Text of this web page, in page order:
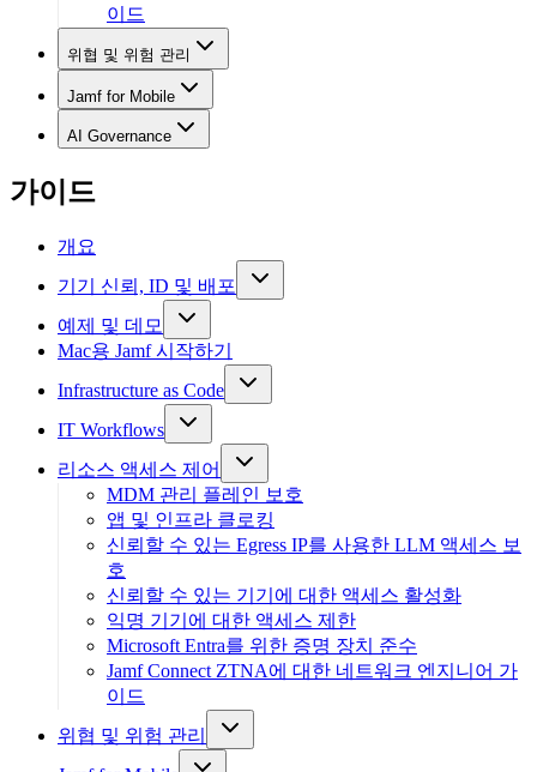
이드
위협 및 위험 관리
Jamf for Mobile
AI Governance
가이드
개요
기기 신뢰, ID 및 배포
예제 및 데모
Mac용 Jamf 시작하기
Infrastructure as Code
IT Workflows
리소스 액세스 제어
MDM 관리 플레인 보호
앱 및 인프라 클로킹
신뢰할 수 있는 Egress IP를 사용한 LLM 액세스 보
호
신뢰할 수 있는 기기에 대한 액세스 활성화
익명 기기에 대한 액세스 제한
Microsoft Entra를 위한 증명 장치 준수
Jamf Connect ZTNA에 대한 네트워크 엔지니어 가
이드
위협 및 위험 관리